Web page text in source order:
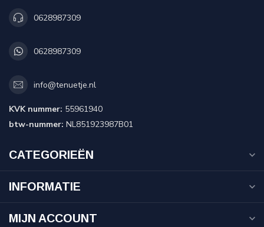
0628987309
0628987309
info@tenuetje.nl
KVK nummer: 55961940
btw-nummer: NL851923987B01
CATEGORIEËN
INFORMATIE
MIJN ACCOUNT